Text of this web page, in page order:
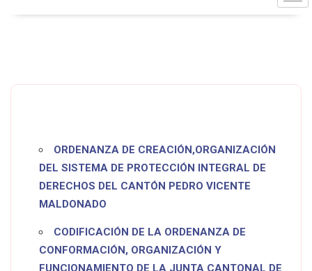
ORDENANZA DE CREACIÓN,ORGANIZACIÓN
DEL SISTEMA DE PROTECCIÓN INTEGRAL DE
DERECHOS DEL CANTÓN PEDRO VICENTE
MALDONADO
CODIFICACIÓN DE LA ORDENANZA DE
CONFORMACIÓN, ORGANIZACIÓN Y
FUNCIONAMIENTO DE LA JUNTA CANTONAL DE